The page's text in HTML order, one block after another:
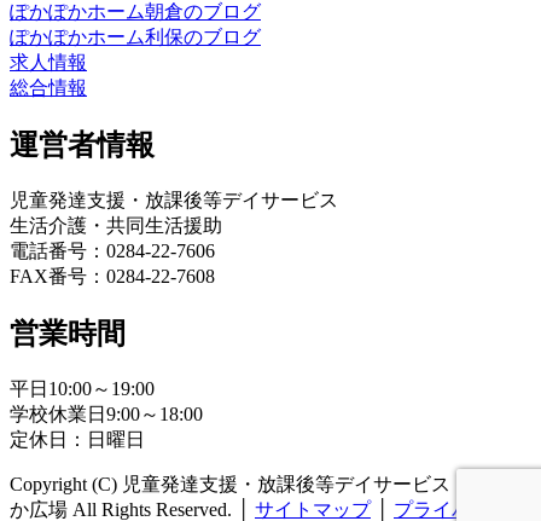
ぽかぽかホーム朝倉のブログ
ぽかぽかホーム利保のブログ
求人情報
総合情報
運営者情報
児童発達支援・放課後等デイサービス
生活介護・共同生活援助
電話番号：0284-22-7606
FAX番号：0284-22-7608
営業時間
平日10:00～19:00
学校休業日9:00～18:00
定休日：日曜日
Copyright (C) 児童発達支援・放課後等デイサービス ぽかぽ
か広場 All Rights Reserved.
サイトマップ プライバシーポ